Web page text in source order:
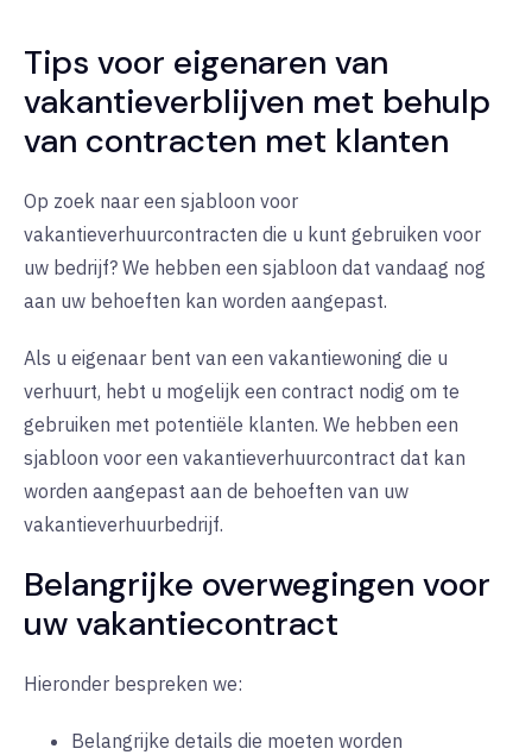
Tips voor eigenaren van
vakantieverblijven met behulp
van contracten met klanten
Op zoek naar een sjabloon voor
vakantieverhuurcontracten die u kunt gebruiken voor
uw bedrijf? We hebben een sjabloon dat vandaag nog
aan uw behoeften kan worden aangepast.
Als u eigenaar bent van een vakantiewoning die u
verhuurt, hebt u mogelijk een contract nodig om te
gebruiken met potentiële klanten. We hebben een
sjabloon voor een vakantieverhuurcontract dat kan
worden aangepast aan de behoeften van uw
vakantieverhuurbedrijf.
Belangrijke overwegingen voor
uw vakantiecontract
Hieronder bespreken we:
Belangrijke details die moeten worden